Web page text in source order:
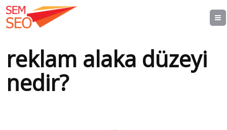
reklam alaka düzeyi
nedir?